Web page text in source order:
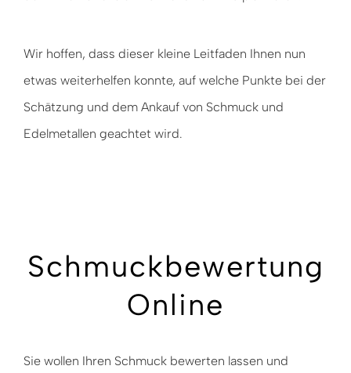
Wir hoffen, dass dieser kleine Leitfaden Ihnen nun
etwas weiterhelfen konnte, auf welche Punkte bei der
Schätzung und dem Ankauf von Schmuck und
Edelmetallen geachtet wird.
Schmuckbewertung
Online
Sie wollen Ihren Schmuck bewerten lassen und